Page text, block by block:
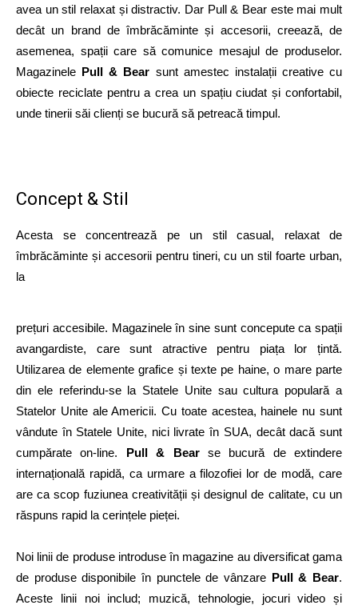
avea un stil relaxat și distractiv. Dar Pull & Bear este mai mult
decât un brand de îmbrăcăminte și accesorii, creează, de
asemenea, spații care să comunice mesajul de produselor.
Magazinele Pull & Bear sunt amestec instalații creative cu
obiecte reciclate pentru a crea un spațiu ciudat și confortabil,
unde tinerii săi clienți se bucură să petreacă timpul.
Concept & Stil
Acesta se concentrează pe un stil casual, relaxat de
îmbrăcăminte și accesorii pentru tineri, cu un stil foarte urban,
la
prețuri accesibile. Magazinele în sine sunt concepute ca spații
avangardiste, care sunt atractive pentru piața lor țintă.
Utilizarea de elemente grafice și texte pe haine, o mare parte
din ele referindu-se la Statele Unite sau cultura populară a
Statelor Unite ale Americii. Cu toate acestea, hainele nu sunt
vândute în Statele Unite, nici livrate în SUA, decât dacă sunt
cumpărate on-line. Pull & Bearse bucură de extindere
internațională rapidă, ca urmare a filozofiei lor de modă, care
are ca scop fuziunea creativității și designul de calitate, cu un
răspuns rapid la cerințele pieței.
Noi linii de produse introduse în magazine au diversificat gama
de produse disponibile în punctele de vânzare Pull & Bear.
Aceste linii noi includ; muzică, tehnologie, jocuri video și